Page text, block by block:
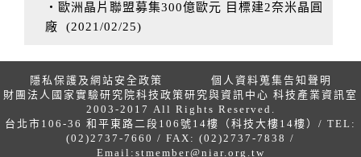
‧歐洲晶片聯盟募集300億歐元 目標建2奈米晶圓
廠 (2021/02/25)
隱私保護及網站安全政策
個人資料蒐集告知聲明
財團法人國家實驗研究院科技政策研究與資訊中心 科技產業資訊室
2003-2017 All Rights Reserved.
台北市106-36 和平東路二段106號14樓（科技大樓14樓）/ TEL:
(02)2737-7660 / FAX: (02)2737-7838 /
Email: stmember@niar.org.tw